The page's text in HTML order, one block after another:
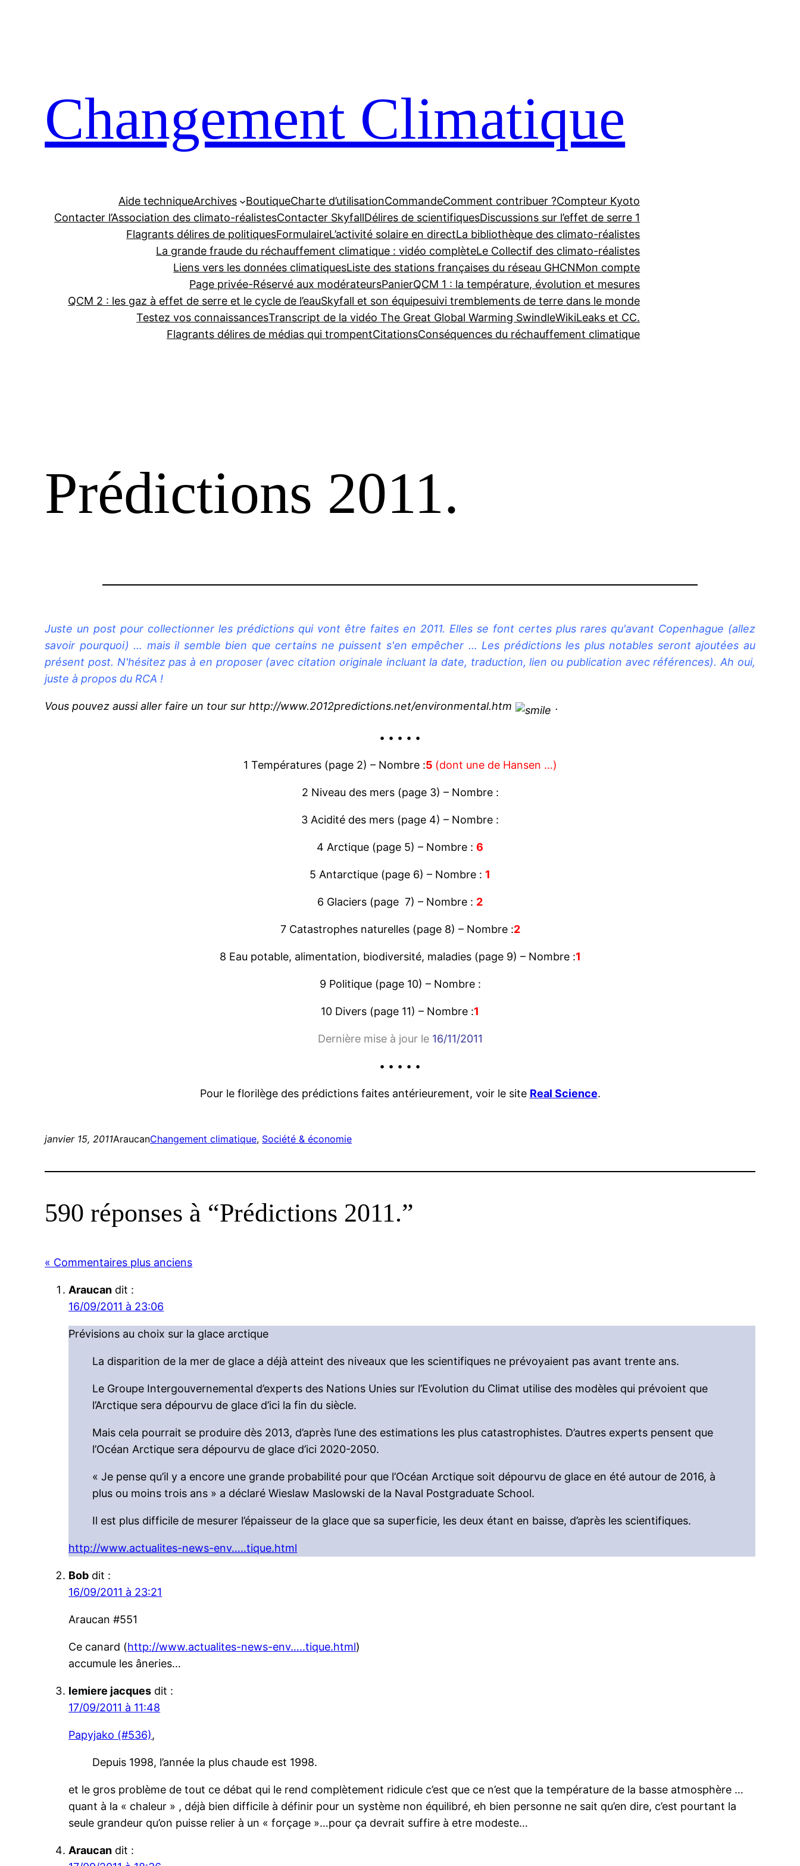
Changement Climatique
Aide techniqueArchives BoutiqueCharte d’utilisationCommandeComment contribuer ?Compteur Kyoto
Contacter l’Association des climato-réalistesContacter SkyfallDélires de scientifiquesDiscussions sur l’effet de serre 1
Flagrants délires de politiquesFormulaireL’activité solaire en directLa bibliothèque des climato-réalistes
La grande fraude du réchauffement climatique : vidéo complèteLe Collectif des climato-réalistes
Liens vers les données climatiquesListe des stations françaises du réseau GHCNMon compte
Page privée-Réservé aux modérateursPanierQCM 1 : la température, évolution et mesures
QCM 2 : les gaz à effet de serre et le cycle de l’eauSkyfall et son équipesuivi tremblements de terre dans le monde
Testez vos connaissancesTranscript de la vidéo The Great Global Warming SwindleWikiLeaks et CC.
Flagrants délires de médias qui trompentCitationsConséquences du réchauffement climatique
Prédictions 2011.
Juste un post pour collectionner les prédictions qui vont être faites en 2011. Elles se font certes plus rares qu'avant Copenhague (allez
savoir pourquoi) … mais il semble bien que certains ne puissent s'en empêcher … Les prédictions les plus notables seront ajoutées au
présent post. N'hésitez pas à en proposer (avec citation originale incluant la date, traduction, lien ou publication avec références). Ah oui,
juste à propos du RCA !
Vous pouvez aussi aller faire un tour sur http://www.2012predictions.net/environmental.htm .
• • • • •
1 Températures (page 2) – Nombre :5 (dont une de Hansen …)
2 Niveau des mers (page 3) – Nombre :
3 Acidité des mers (page 4) – Nombre :
4 Arctique (page 5) – Nombre : 6
5 Antarctique (page 6) – Nombre : 1
6 Glaciers (page 7) – Nombre : 2
7 Catastrophes naturelles (page 8) – Nombre :2
8 Eau potable, alimentation, biodiversité, maladies (page 9) – Nombre :1
9 Politique (page 10) – Nombre :
10 Divers (page 11) – Nombre :1
Dernière mise à jour le 16/11/2011
• • • • •
Pour le florilège des prédictions faites antérieurement, voir le site Real Science.
janvier 15, 2011AraucanChangement climatique, Société & économie
590 réponses à “Prédictions 2011.”
« Commentaires plus anciens
Araucan dit :
16/09/2011 à 23:06
Prévisions au choix sur la glace arctique
La disparition de la mer de glace a déjà atteint des niveaux que les scientifiques ne prévoyaient pas avant trente ans.
Le Groupe Intergouvernemental d’experts des Nations Unies sur l’Evolution du Climat utilise des modèles qui prévoient que
l’Arctique sera dépourvu de glace d’ici la fin du siècle.
Mais cela pourrait se produire dès 2013, d’après l’une des estimations les plus catastrophistes. D’autres experts pensent que
l’Océan Arctique sera dépourvu de glace d’ici 2020-2050.
« Je pense qu’il y a encore une grande probabilité pour que l’Océan Arctique soit dépourvu de glace en été autour de 2016, à
plus ou moins trois ans » a déclaré Wieslaw Maslowski de la Naval Postgraduate School.
Il est plus difficile de mesurer l’épaisseur de la glace que sa superficie, les deux étant en baisse, d’après les scientifiques.
http://www.actualites-news-env…..tique.html
Bob dit :
16/09/2011 à 23:21
Araucan #551
Ce canard (http://www.actualites-news-env…..tique.html)
accumule les âneries…
lemiere jacques dit :
17/09/2011 à 11:48
Papyjako (#536),
Depuis 1998, l’année la plus chaude est 1998.
et le gros problème de tout ce débat qui le rend complètement ridicule c’est que ce n’est que la température de la basse atmosphère …
quant à la « chaleur » , déjà bien difficile à définir pour un système non équilibré, eh bien personne ne sait qu’en dire, c’est pourtant la
seule grandeur qu’on puisse relier à un « forçage »…pour ça devrait suffire à etre modeste…
Araucan dit :